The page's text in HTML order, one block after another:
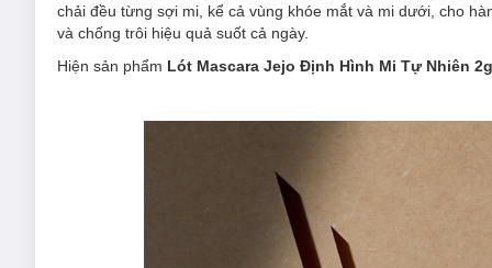
chải đều từng sợi mi, kể cả vùng khóe mắt và mi dưới, cho
và chống trôi hiệu quả suốt cả ngày.
Hiện sản phẩm Lót Mascara Jejo Định Hình Mi Tự Nhiên 2g